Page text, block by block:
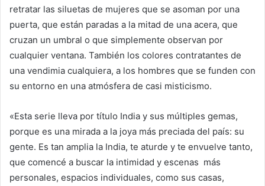
retratar las siluetas de mujeres que se asoman por una
puerta, que están paradas a la mitad de una acera, que
cruzan un umbral o que simplemente observan por
cualquier ventana. También los colores contratantes de
una vendimia cualquiera, a los hombres que se funden con
su entorno en una atmósfera de casi misticismo.
«Esta serie lleva por título India y sus múltiples gemas,
porque es una mirada a la joya más preciada del país: su
gente. Es tan amplia la India, te aturde y te envuelve tanto,
que comencé a buscar la intimidad y escenas más
personales, espacios individuales, como sus casas,